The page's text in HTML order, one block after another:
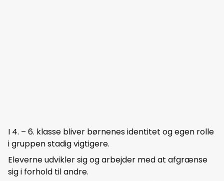
I 4. – 6. klasse bliver børnenes identitet og egen rolle
i gruppen stadig vigtigere.
Eleverne udvikler sig og arbejder med at afgrænse
sig i forhold til andre.